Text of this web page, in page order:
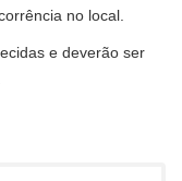
no local.
e deverão ser